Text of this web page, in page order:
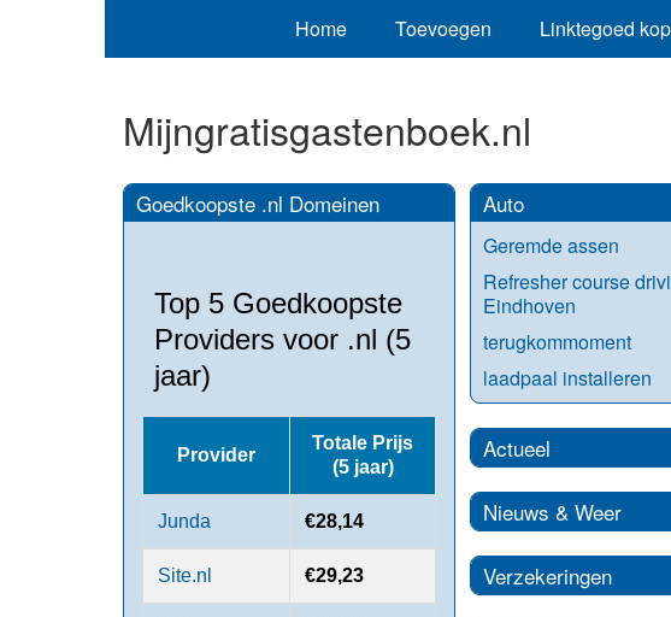
Home Toevoegen Linktegoed
Mijngratisgastenboek.nl
Goedkoopste .nl Domeinen
Top 5 Goedkoopste
Providers voor .nl (5
jaar)
Provider
Totale Prijs
(5 jaar)
Junda €28,14
Site.nl €29,23
Auto
Geremde assen
Refresher course
Eindhoven
terugkommoment
laadpaal installeren
Actueel
Nieuws & Weer
Verzekeringen